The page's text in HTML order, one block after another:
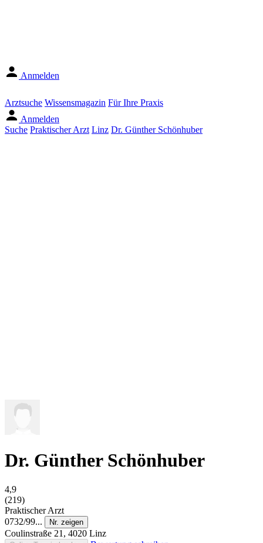
Anmelden
Arztsuche Wissensmagazin Für Ihre Praxis
Anmelden
Suche Praktischer Arzt Linz Dr. Günther Schönhuber
Dr. Günther Schönhuber
4,9
(219)
Praktischer Arzt
0732/99...
Nr. zeigen
Coulinstraße 21, 4020 Linz